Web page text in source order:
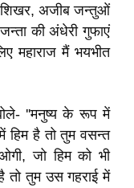
शिखर, अजीब जन्तुओं
की अंधेरी गुफाएं
महाराज मैं भयभीत
''मनुष्य के रूप में
हिम है तो तुम वसन्त
जो हिम को भी
तो तुम उस गहराई में